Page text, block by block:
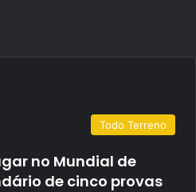
Todo Terreno
no Mundial de
de cinco provas